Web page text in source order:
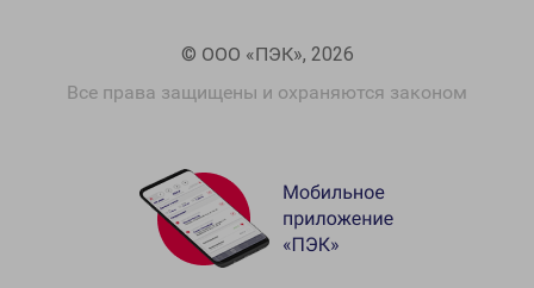
© ООО «ПЭК», 2026
Все права защищены и охраняются законом